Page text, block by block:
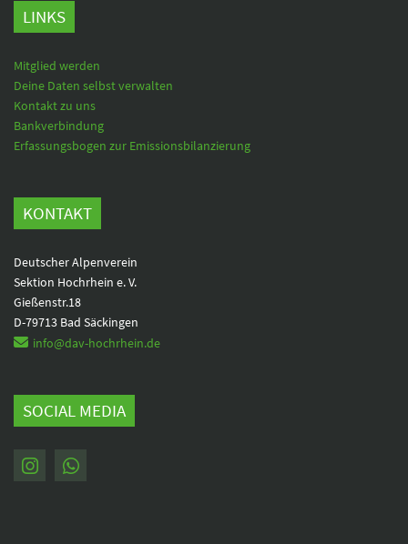
LINKS
Mitglied werden
Deine Daten selbst verwalten
Kontakt zu uns
Bankverbindung
Erfassungsbogen zur Emissionsbilanzierung
KONTAKT
Deutscher Alpenverein
Sektion Hochrhein e. V.
Gießenstr.18
D-79713 Bad Säckingen
info@dav-hochrhein.de
SOCIAL MEDIA